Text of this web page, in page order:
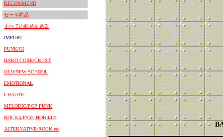
RECOMMEND
セール商品
すべての商品を見る
IMPORT
PUNK/OI
HARD CORE/CRUST
OLD/NEW SCHOOL
EMOTIONAL
CHAOTIC
MELODIC/POP PUNK
ROCKA/PSYCHOBILLY
ALTERNATIVE/ROCK etc